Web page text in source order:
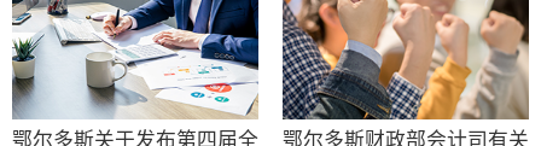
鄂尔多斯关于发布第四届全
鄂尔多斯财政部会计司有关